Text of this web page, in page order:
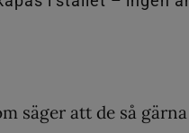
säger att de så